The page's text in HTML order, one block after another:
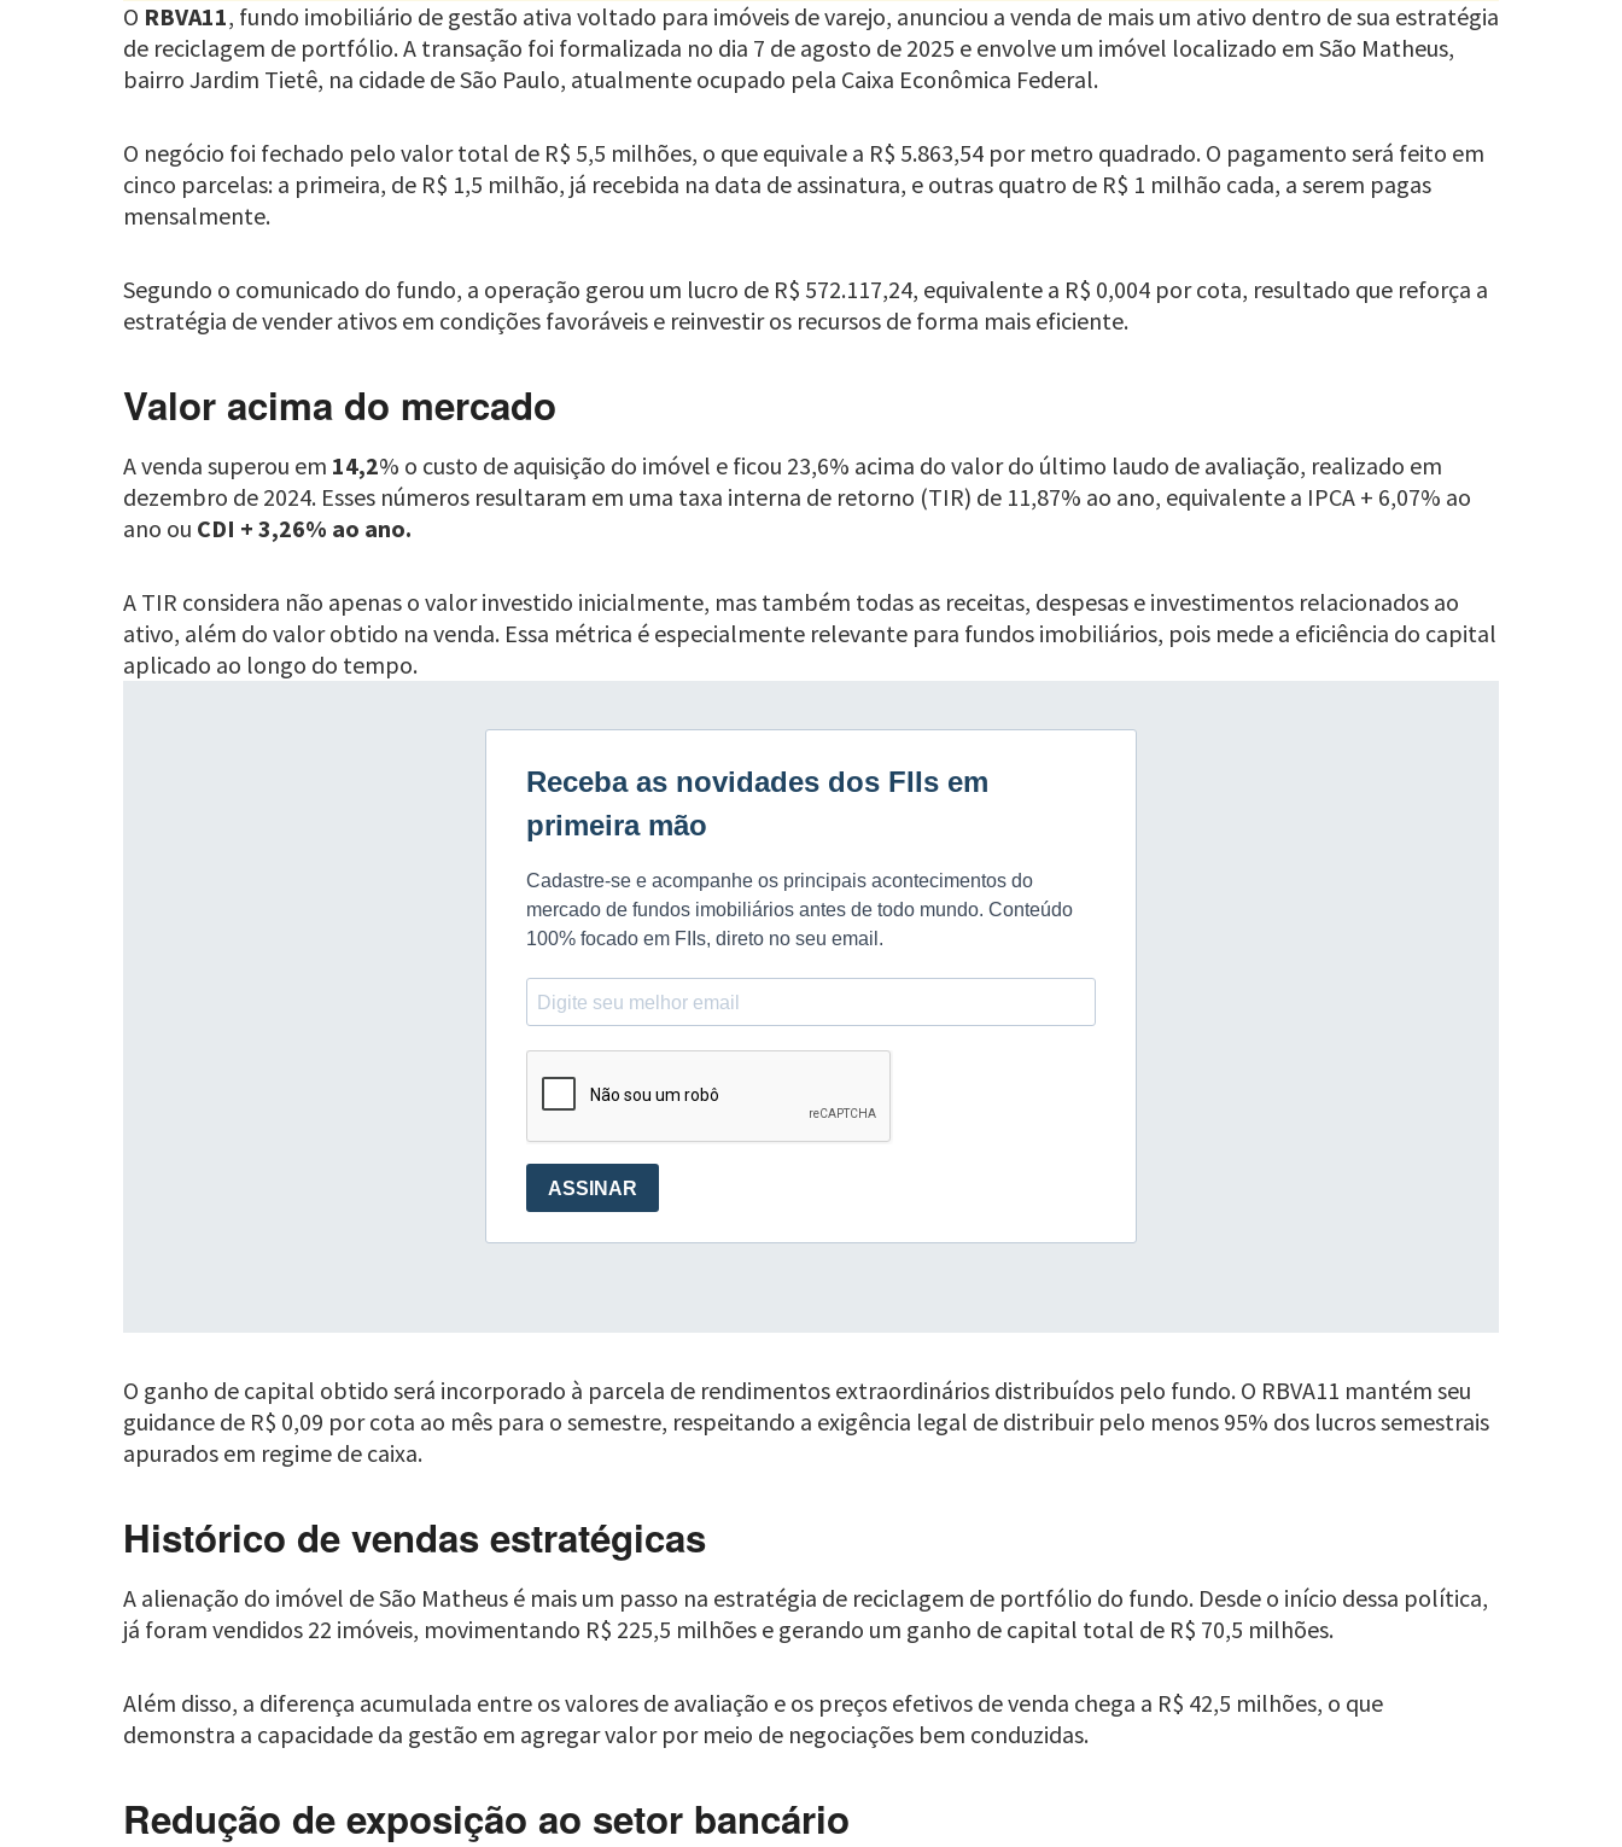
O RBVA11, fundo imobiliário de gestão ativa voltado para imóveis de varejo, anunciou a venda de mais um ativo dentro de sua estratégia
de reciclagem de portfólio. A transação foi formalizada no dia 7 de agosto de 2025 e envolve um imóvel localizado em São Matheus,
bairro Jardim Tietê, na cidade de São Paulo, atualmente ocupado pela Caixa Econômica Federal.
O negócio foi fechado pelo valor total de R$ 5,5 milhões, o que equivale a R$ 5.863,54 por metro quadrado. O pagamento será feito em
cinco parcelas: a primeira, de R$ 1,5 milhão, já recebida na data de assinatura, e outras quatro de R$ 1 milhão cada, a serem pagas
mensalmente.
Segundo o comunicado do fundo, a operação gerou um lucro de R$ 572.117,24, equivalente a R$ 0,004 por cota, resultado que reforça a
estratégia de vender ativos em condições favoráveis e reinvestir os recursos de forma mais eficiente.
Valor acima do mercado
A venda superou em 14,2% o custo de aquisição do imóvel e ficou 23,6% acima do valor do último laudo de avaliação, realizado em
dezembro de 2024. Esses números resultaram em uma taxa interna de retorno (TIR) de 11,87% ao ano, equivalente a IPCA + 6,07% ao
ano ou CDI + 3,26% ao ano.
A TIR considera não apenas o valor investido inicialmente, mas também todas as receitas, despesas e investimentos relacionados ao
ativo, além do valor obtido na venda. Essa métrica é especialmente relevante para fundos imobiliários, pois mede a eficiência do capital
aplicado ao longo do tempo.
O ganho de capital obtido será incorporado à parcela de rendimentos extraordinários distribuídos pelo fundo. O RBVA11 mantém seu
guidance de R$ 0,09 por cota ao mês para o semestre, respeitando a exigência legal de distribuir pelo menos 95% dos lucros semestrais
apurados em regime de caixa.
Histórico de vendas estratégicas
A alienação do imóvel de São Matheus é mais um passo na estratégia de reciclagem de portfólio do fundo. Desde o início dessa política,
já foram vendidos 22 imóveis, movimentando R$ 225,5 milhões e gerando um ganho de capital total de R$ 70,5 milhões.
Além disso, a diferença acumulada entre os valores de avaliação e os preços efetivos de venda chega a R$ 42,5 milhões, o que
demonstra a capacidade da gestão em agregar valor por meio de negociações bem conduzidas.
Redução de exposição ao setor bancário